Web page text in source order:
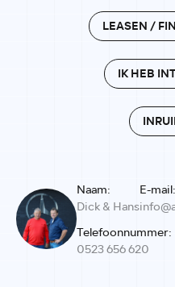
LEASEN /
IK HEB
Naam:
Dick & Hans
E-mail:
Telefoonnummer:
0523 656 620